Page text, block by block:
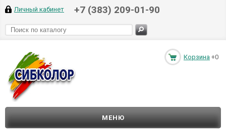
Личный кабинет +7 (383) 209-01-90
Корзина +0
МЕНЮ